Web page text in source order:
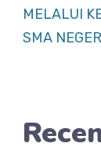
MELALUI
SMA